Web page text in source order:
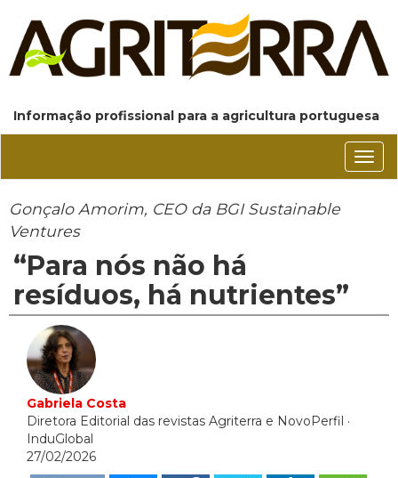
Informação profissional para a agricultura portuguesa
Gonçalo Amorim, CEO da BGI Sustainable
Ventures
“Para nós não há
resíduos, há nutrientes”
Gabriela Costa
Diretora Editorial das revistas Agriterra e NovoPerfil ·
InduGlobal
27/02/2026